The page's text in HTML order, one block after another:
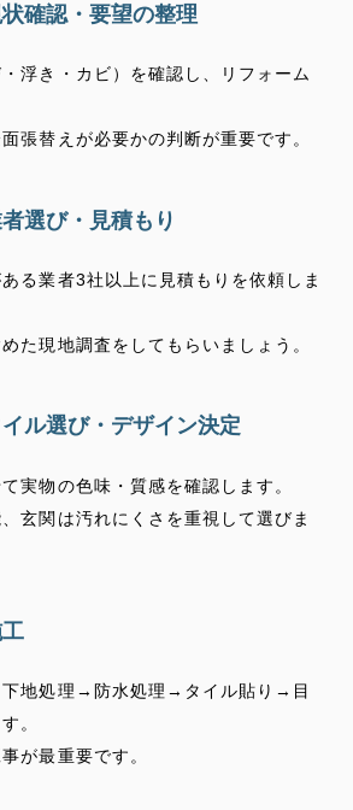
確認・要望の整理
浮き・カビ）を確認し、リフォーム
張替えが必要かの判断が重要です。
選び・見積もり
る業者3社以上に見積もりを依頼しま
た現地調査をしてもらいましょう。
ル選び・デザイン決定
実物の色味・質感を確認します。
玄関は汚れにくさを重視して選びま
地処理→防水処理→タイル貼り→目
。
が最重要です。